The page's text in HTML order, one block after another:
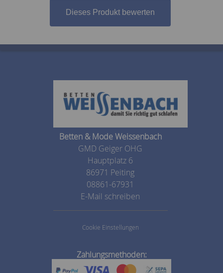
Dieses Produkt bewerten
Betten & Mode Weissenbach
GMD Geiger OHG
Hauptplatz 6
86971 Peiting
08861-67931
E-Mail schreiben
Cookie Einstellungen
Zahlungsmethoden: